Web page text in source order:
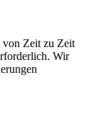
von Zeit zu Zeit
Wir